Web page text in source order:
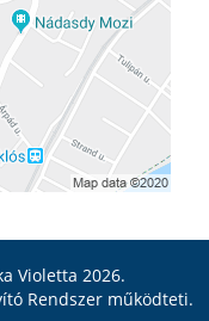
Violetta 2026.
Rendszerműködteti.